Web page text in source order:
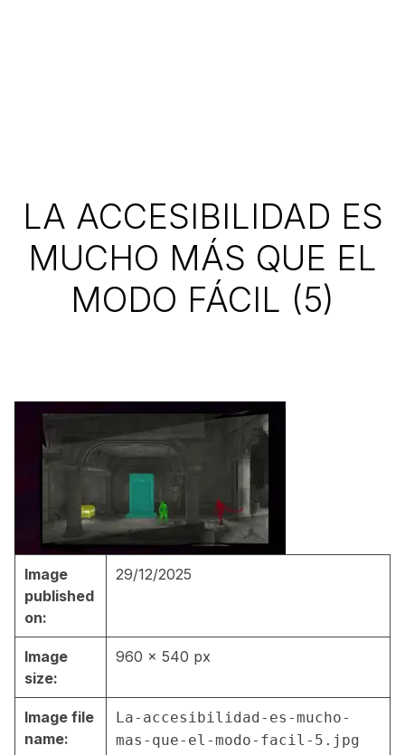
LA ACCESIBILIDAD ES
MUCHO MÁS QUE EL
MODO FÁCIL (5)
Image
published
on:
29/12/2025
Image
size:
960 × 540 px
Image file
name:
La-accesibilidad-es-mucho-
mas-que-el-modo-facil-5.jpg